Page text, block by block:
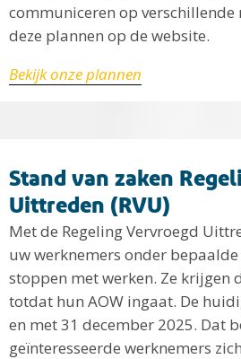
communiceren op
deze plannen op de website.
Bekijk onze plannen
Stand van zaken
Uittreden (RVU)
Met de Regeling Vervroegd
uw werknemers onder
stoppen met werken. Ze krijgen
totdat hun AOW ingaat. De
en met 31 december 2025. Dat
geïnteresseerde werknemers